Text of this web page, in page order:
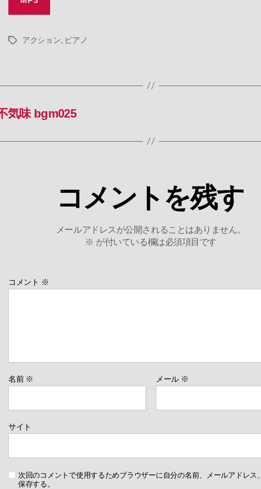
タ
アクション, ピアノ
気味 bgm025
コメントを残す
メールアドレスが公開されることはありません。
※ が付いている欄は必須項目です
コメント ※
名前 ※ メール ※
サイト
次回のコメントで使用するためブラウザーに自分の名前、メールアドレス
保存する。